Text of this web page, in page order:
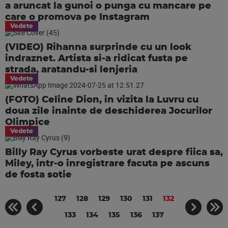
a aruncat la gunoi o punga cu mancare pe
care o promova pe Instagram
Vedete
(VIDEO) Rihanna surprinde cu un look
indraznet. Artista si-a ridicat fusta pe
strada, aratandu-si lenjeria
Vedete
(FOTO) Celine Dion, in vizita la Luvru cu
doua zile inainte de deschiderea Jocurilor
Olimpice
Vedete
Billy Ray Cyrus vorbeste urat despre fiica sa,
Miley, intr-o inregistrare facuta pe ascuns
de fosta sotie
127 128 129 130 131 132
133 134 135 136 137